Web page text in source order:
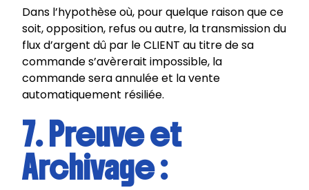
Dans l’hypothèse où, pour quelque raison que ce
soit, opposition, refus ou autre, la transmission du
flux d’argent dû par le CLIENT au titre de sa
commande s’avèrerait impossible, la
commande sera annulée et la vente
automatiquement résiliée.
7. Preuve et
Archivage :